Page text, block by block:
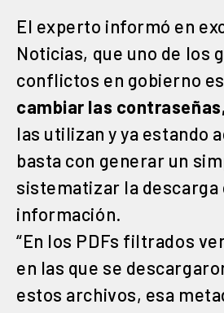
El experto informó en
Noticias, que uno de los
conflictos en gobierno
cambiar las
las utilizan y ya estando
basta con generar un
sistematizar la descarga
información.
“En los PDFs filtrados
en las que se
estos archivos, esa